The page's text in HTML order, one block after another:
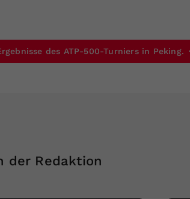
des ATP-500-Turniers in Peking.
der Redaktion